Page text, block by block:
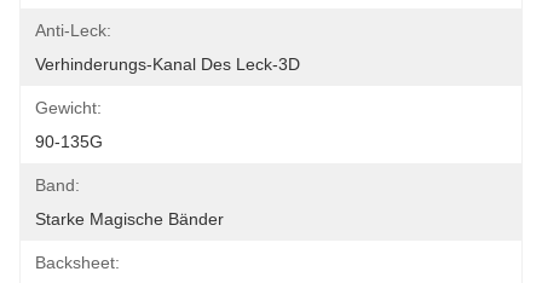
Anti-Leck:
Verhinderungs-Kanal Des Leck-3D
Gewicht:
90-135G
Band:
Starke Magische Bänder
Backsheet: